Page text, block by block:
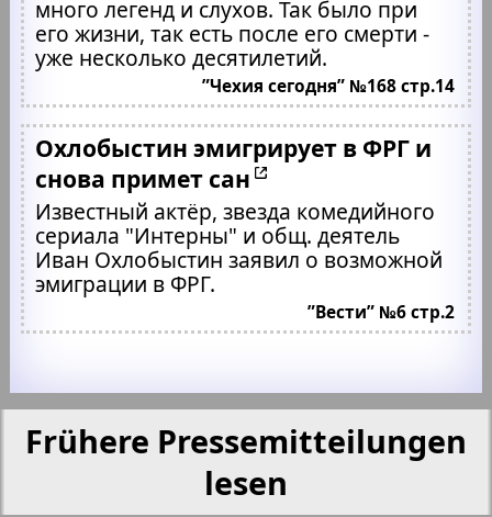
много легенд и слухов. Так было при
его жизни, так есть после его смерти -
уже несколько десятилетий.
”Чехия сегодня” №168 стр.14
Охлобыстин эмигрирует в ФРГ и
снова примет сан
Известный актёр, звезда комедийного
сериала "Интерны" и общ. деятель
Иван Охлобыстин заявил о возможной
эмиграции в ФРГ.
”Вести” №6 стр.2
Frühere Pressemitteilungen
lesen